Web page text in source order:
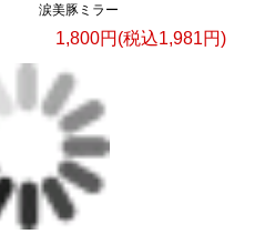
涙美豚ミラー
1,800円(税込1,981円)